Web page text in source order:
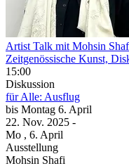
Artist Talk mit Mohsin
Zeitgenössische Kunst,
15:00
Diskussion
für Alle: Ausflug
bis Montag 6. April
22. Nov. 2025 -
Mo , 6. April
Ausstellung
Mohsin Shafi